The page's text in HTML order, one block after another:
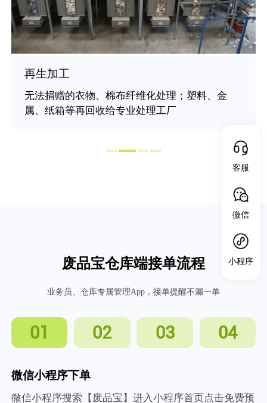
再生加工
无法捐赠的衣物、棉布纤维化处理；塑料、金
属、纸箱等再回收给专业处理工厂
废品宝仓库端接单流程
业务员、仓库专属管理App，接单提醒不漏一单
01 02 03 04
微信小程序下单
微信小程序搜索【废品宝】进入小程序首页点击免费预
客服
微信
小程序